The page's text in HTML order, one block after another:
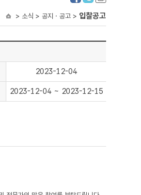
> 소식 > 공지ㆍ공고 > 입찰공고
2023-12-04
2023-12-04 ~ 2023-12-15